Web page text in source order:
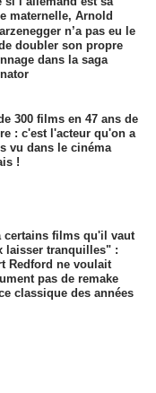
maternelle, Arnold
n’a pas eu le
doubler son propre
dans la saga
300 films en 47 ans de
: c'est l'acteur qu'on a
vu dans le cinéma
!
certains films qu'il vaut
laisser tranquilles" :
Redford ne voulait
pas de remake
classique des années